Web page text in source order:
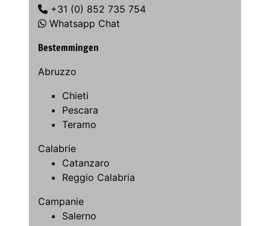
+31 (0) 852 735 754
Whatsapp Chat
Bestemmingen
Abruzzo
Chieti
Pescara
Teramo
Calabrie
Catanzaro
Reggio Calabria
Campanie
Salerno